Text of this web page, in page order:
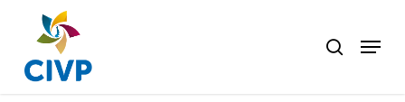
main
content
search
Menu
Close